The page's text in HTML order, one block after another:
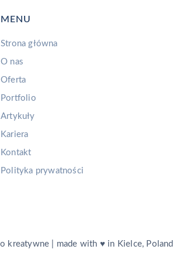
MENU
Strona główna
O nas
Oferta
Portfolio
Artykuły
Kariera
Kontakt
Polityka prywatności
kreatywne | made with ♥ in Kielce,